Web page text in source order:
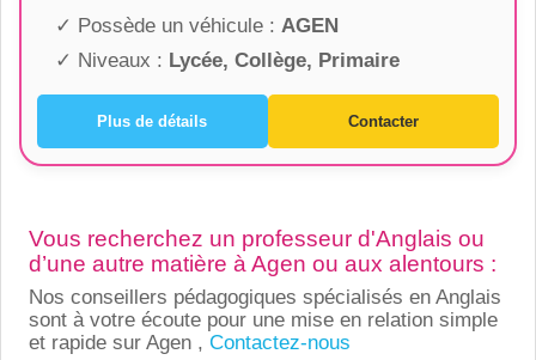
✓ Possède un véhicule : AGEN
✓ Niveaux : Lycée, Collège, Primaire
Plus de détails Contacter
Vous recherchez un professeur d'Anglais ou
d’une autre matière à Agen ou aux alentours :
Nos conseillers pédagogiques spécialisés en Anglais
sont à votre écoute pour une mise en relation simple
et rapide sur Agen , Contactez-nous